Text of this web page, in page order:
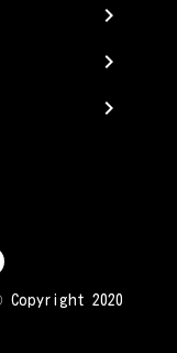
chevron_right
chevron_right
chevron_right
© Copyright 2020